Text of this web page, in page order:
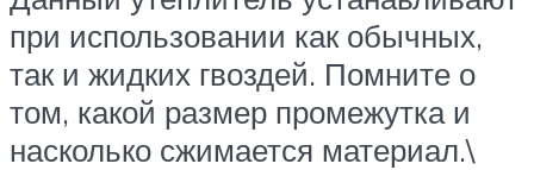
при использовании как обычных,
так и жидких гвоздей. Помните о
том, какой размер промежутка и
насколько сжимается материал.\